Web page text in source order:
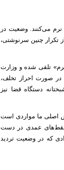
می‌کنند. وضعیت در
تکرار چنین سرنوشتی،
تلقی شده و وزارت
در صورت احراز تخلف،
دستگاه قضا نیز
اصلی ما مواردی است
سقط‌های عمدی در دست
که در وضعیت تردید